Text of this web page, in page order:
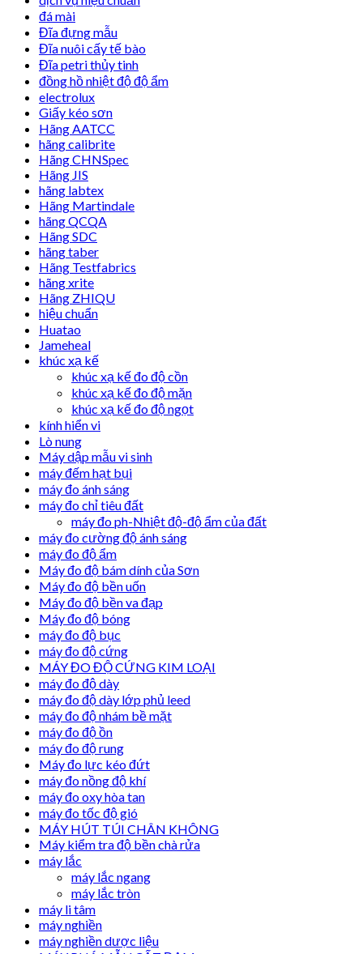
đá mài
Đĩa đựng mẫu
Đĩa nuôi cấy tế bào
Đĩa petri thủy tinh
đồng hồ nhiệt độ độ ẩm
electrolux
Giấy kéo sơn
Hãng AATCC
hãng calibrite
Hãng CHNSpec
Hãng JIS
hãng labtex
Hãng Martindale
hãng QCQA
Hãng SDC
hãng taber
Hãng Testfabrics
hãng xrite
Hãng ZHIQU
hiệu chuẩn
Huatao
Jameheal
khúc xạ kế
khúc xạ kế đo độ cồn
khúc xạ kế đo độ mặn
khúc xạ kế đo độ ngọt
kính hiển vi
Lò nung
Máy dập mẫu vi sinh
máy đếm hạt bụi
máy đo ánh sáng
máy đo chỉ tiêu đất
máy đo ph-Nhiệt độ-độ ẩm của đất
máy đo cường độ ánh sáng
máy đo độ ẩm
Máy đo độ bám dính của Sơn
Máy đo độ bền uốn
Máy đo độ bền va đạp
Máy đo độ bóng
máy đo độ bục
máy đo độ cứng
MÁY ĐO ĐỘ CỨNG KIM LOẠI
máy đo độ dày
máy đo độ dày lớp phủ leed
máy đo độ nhám bề mặt
máy đo độ ồn
máy đo độ rung
Máy đo lực kéo đứt
máy đo nồng độ khí
máy đo oxy hòa tan
máy đo tốc độ gió
MÁY HÚT TÚI CHÂN KHÔNG
Máy kiểm tra độ bền chà rửa
máy lắc
máy lắc ngang
máy lắc tròn
máy li tâm
máy nghiền
máy nghiền dược liệu